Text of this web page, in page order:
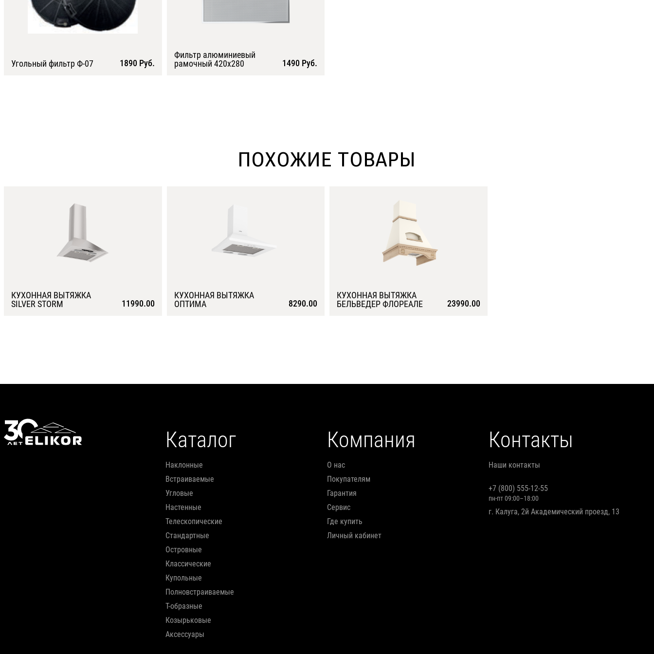
Угольный фильтр Ф-07 1890 Руб.
Фильтр алюминиевый
рамочный 420х280
1490 Руб.
ПОХОЖИЕ ТОВАРЫ
КУХОННАЯ ВЫТЯЖКА
SILVER STORM
11990.00
КУХОННАЯ ВЫТЯЖКА
ОПТИМА
8290.00
КУХОННАЯ ВЫТЯЖКА
БЕЛЬВЕДЕР ФЛОРЕАЛЕ
23990.00
Каталог
наклонные
встраиваемые
угловые
настенные
телескопические
стандартные
островные
классические
купольные
полновстраиваемые
т-образные
козырьковые
аксессуары
Компания
О нас
Покупателям
Гарантия
Сервис
Где купить
Личный кабинет
Контакты
Наши контакты
+7 (800) 555-12-55
пн-пт 09:00–18:00
г. Калуга, 2й Академический проезд, 13